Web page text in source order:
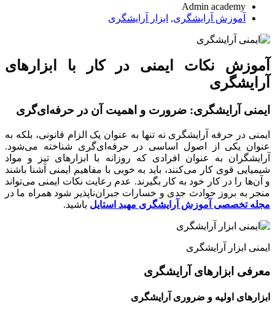
Admin academy
آموزش آرایشگری, ابزار آرایشگری
آموزش نکات ایمنی در کار با ابزارهای
آرایشگری
ایمنی آرایشگری: ضرورت و اهمیت آن در حرفه‌ای‌گری
ایمنی در حرفه آرایشگری نه تنها به عنوان یک الزام قانونی، بلکه به
عنوان یکی از اصول اساسی در حرفه‌ای‌گری شناخته می‌شود.
آرایشگران به عنوان افرادی که روزانه با ابزارهای تیز و مواد
شیمیایی قوی کار می‌کنند، باید به خوبی با مفاهیم ایمنی آشنا باشند
و آن‌ها را در کار خود به کار بگیرند. عدم رعایت نکات ایمنی می‌تواند
منجر به بروز حوادث جدی و خسارات جبران‌ناپذیر شود همراه ما در
مجله تخصصی آموزش آرایشگری مهبد استایل باشید.
ایمنی ابزار آرایشگری
معرفی ابزارهای آرایشگری
ابزارهای اولیه و ضروری آرایشگری